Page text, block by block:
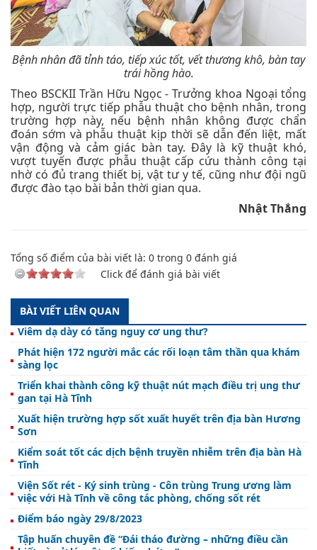
Bệnh nhân đã tỉnh táo, tiếp xúc tốt, vết thương khô, bàn tay
trái hồng hào.
Theo BSCKII Trần Hữu Ngọc - Trưởng khoa Ngoại tổng
hợp, người trực tiếp phẫu thuật cho bệnh nhân, trong
trường hợp này, nếu bệnh nhân không được chẩn
đoán sớm và phẫu thuật kịp thời sẽ dẫn đến liệt, mất
vận động và cảm giác bàn tay. Đây là kỹ thuật khó,
vượt tuyến được phẫu thuật cấp cứu thành công tại
nhờ có đủ trang thiết bị, vật tư y tế, cũng như đội ngũ
được đào tạo bài bản thời gian qua.
Nhật Thắng
Tổng số điểm của bài viết là: 0 trong 0 đánh giá
Click để đánh giá bài viết
BÀI VIẾT LIÊN QUAN
Viêm dạ dày có tăng nguy cơ ung thư?
Phát hiện 172 người mắc các rối loạn tâm thần qua khám
sàng lọc
Triển khai thành công kỹ thuật nút mạch điều trị ung thư
gan tại Hà Tĩnh
Xuất hiện trường hợp sốt xuất huyết trên địa bàn Hương
Sơn
Kiểm soát tốt các dịch bệnh truyền nhiễm trên địa bàn Hà
Tĩnh
Viện Sốt rét - Ký sinh trùng - Côn trùng Trung ương làm
việc với Hà Tĩnh về công tác phòng, chống sốt rét
Điểm báo ngày 29/8/2023
Tập huấn chuyên đề “Đái tháo đường – những điều cần